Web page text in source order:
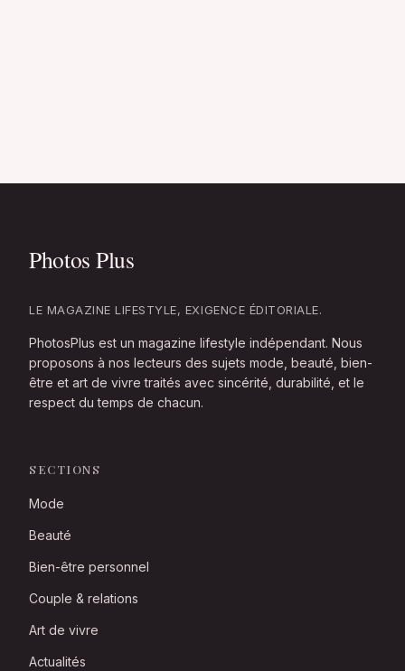
LE MAGAZINE LIFESTYLE, EXIGENCE ÉDITORIALE.
PhotosPlus est un magazine lifestyle indépendant. Nous
proposons à nos lecteurs des sujets mode, beauté, bien-
être et art de vivre traités avec sincérité, durabilité, et le
respect du temps de chacun.
SECTIONS
Mode
Beauté
Bien-être personnel
Couple & relations
Art de vivre
Actualités